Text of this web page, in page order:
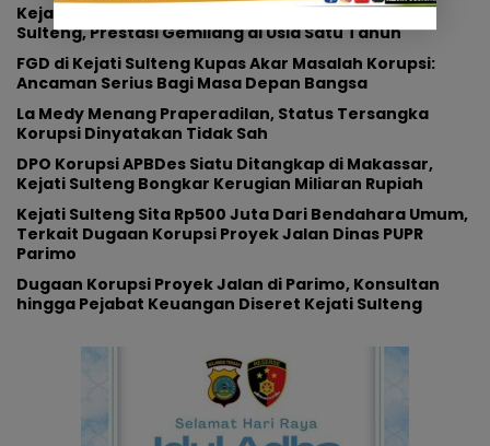
Kejari Sigi Raih Penghargaan Bergengsi dari Kejati
Sulteng, Prestasi Gemilang di Usia Satu Tahun
FGD di Kejati Sulteng Kupas Akar Masalah Korupsi:
Ancaman Serius Bagi Masa Depan Bangsa
La Medy Menang Praperadilan, Status Tersangka
Korupsi Dinyatakan Tidak Sah
DPO Korupsi APBDes Siatu Ditangkap di Makassar,
Kejati Sulteng Bongkar Kerugian Miliaran Rupiah
Kejati Sulteng Sita Rp500 Juta Dari Bendahara Umum,
Terkait Dugaan Korupsi Proyek Jalan Dinas PUPR
Parimo
Dugaan Korupsi Proyek Jalan di Parimo, Konsultan
hingga Pejabat Keuangan Diseret Kejati Sulteng